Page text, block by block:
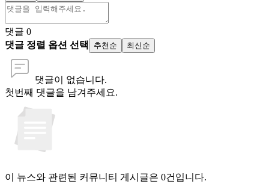
댓글 0
댓글 정렬 옵션 선택
추천순 최신순
댓글이 없습니다.
첫번째 댓글을 남겨주세요.
이 뉴스와 관련된 커뮤니티 게시글은 0건입니다.